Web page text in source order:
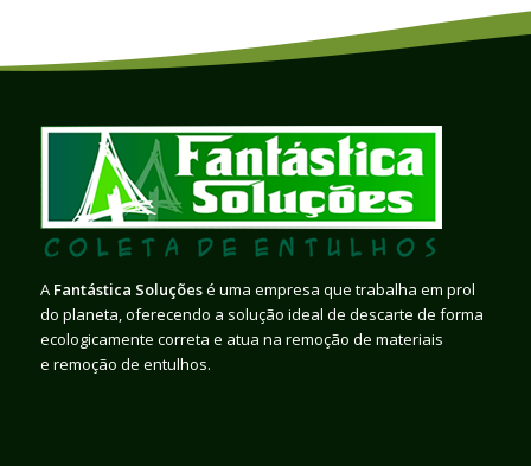
A Fantástica Soluçõesé uma empresa que trabalha em prol
do planeta, oferecendo a solução ideal de descarte de forma
ecologicamente correta e atua na remoção de materiais
e remoção de entulhos.